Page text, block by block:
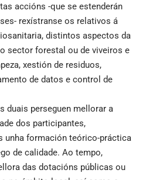
accións -que se estenderán
rexístranse os relativos á
distintos aspectos da
sector forestal ou de viveiros e
xestión de residuos,
de datos e control de
duais perseguen mellorar a
dos participantes,
unha formación teórico-práctica
de calidade. Ao tempo,
das dotacións públicas ou